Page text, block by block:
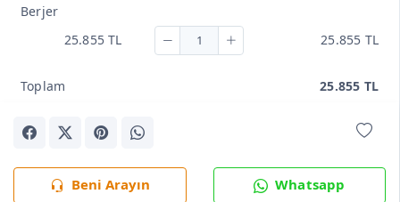
Berjer
25.855 TL
25.855 TL
Toplam 25.855 TL
Beni Arayın Whatsapp